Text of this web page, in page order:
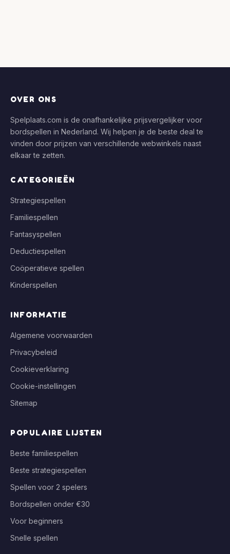
OVER ONS
Spelplaats.com is de onafhankelijke prijsvergelijker voor
bordspellen in Nederland. Wij helpen je de beste deal te
vinden door prijzen van verschillende webwinkels naast
elkaar te zetten.
CATEGORIEËN
Strategiespellen
Familiespellen
Fantasyspellen
Deductiespellen
Coöperatieve spellen
Kinderspellen
INFORMATIE
Algemene voorwaarden
Privacybeleid
Cookieverklaring
Cookie-instellingen
Sitemap
POPULAIRE LIJSTEN
Beste familiespellen
Beste strategiespellen
Spellen voor 2 spelers
Bordspellen onder €30
Voor beginners
Snelle spellen